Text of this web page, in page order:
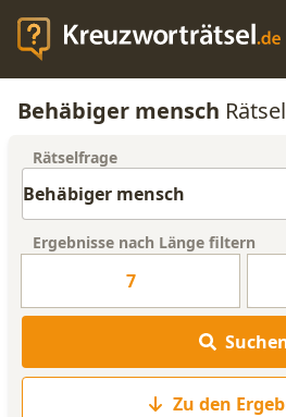
Behäbiger mensch
Rätselfrage
Ergebnisse nach Länge filtern
7
Zu den